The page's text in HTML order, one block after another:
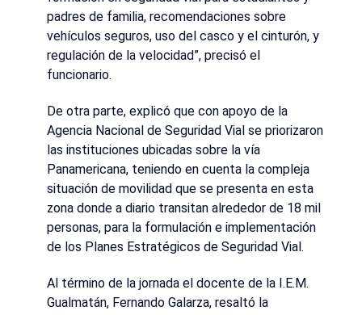
padres de familia, recomendaciones sobre
vehículos seguros, uso del casco y el cinturón, y
regulación de la velocidad”, precisó el
funcionario.
De otra parte, explicó que con apoyo de la
Agencia Nacional de Seguridad Vial se priorizaron
las instituciones ubicadas sobre la vía
Panamericana, teniendo en cuenta la compleja
situación de movilidad que se presenta en esta
zona donde a diario transitan alrededor de 18 mil
personas, para la formulación e implementación
de los Planes Estratégicos de Seguridad Vial.
Al término de la jornada el docente de la I.E.M.
Gualmatán, Fernando Galarza, resaltó la